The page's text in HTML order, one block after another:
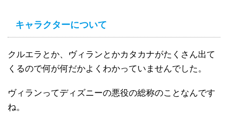
キャラクターについて
クルエラとか、ヴィランとかカタカナがたくさん出て
くるので何が何だかよくわかっていませんでした。
ヴィランってディズニーの悪役の総称のことなんです
ね。